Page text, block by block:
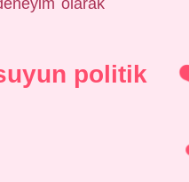
olarak
politik